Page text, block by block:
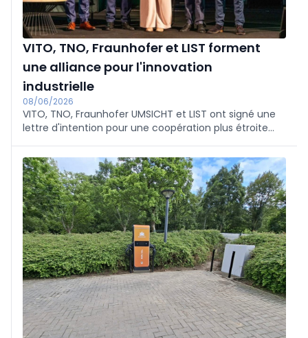
VITO, TNO, Fraunhofer et LIST forment
une alliance pour l'innovation
industrielle
08/06/2026
VITO, TNO, Fraunhofer UMSICHT et LIST ont signé une
lettre d'intention pour une coopération plus étroite
compétitivité et l'autonomie de l'Europe. Le VITO
plaide en faveur d'une alliance transrégionale pour la
résilience des ressources et a inauguré le nouveau
laboratoire EARTH à l'occasion de son 35e anniversaire.